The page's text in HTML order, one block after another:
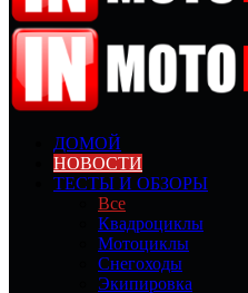
ДОМОЙ
НОВОСТИ
ТЕСТЫ И ОБЗОРЫ
Все
Квадроциклы
Мотоциклы
Снегоходы
Экипировка